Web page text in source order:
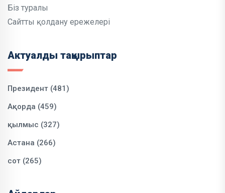
Біз туралы
Сайтты қолдану ережелері
Актуалды тақырыптар
Президент (481)
Ақорда (459)
қылмыс (327)
Астана (266)
сот (265)